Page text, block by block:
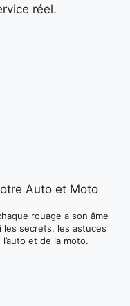
réel.
Auto et Moto
rouage a son âme
les secrets, les astuces
et de la moto.